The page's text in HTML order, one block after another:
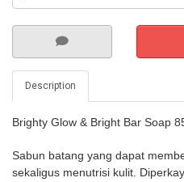
Description
Brighty Glow & Bright Bar Soap
Sabun batang yang dapat
sekaligus menutrisi kulit.